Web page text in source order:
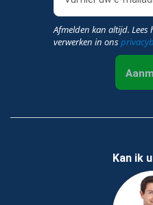
Afmelden kan altijd. Lees
verwerken in ons
Kan ik